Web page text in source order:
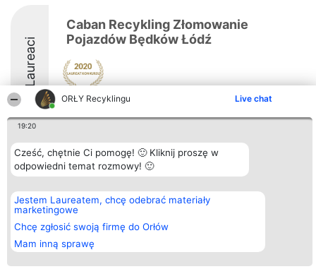
ORŁY Recyklingu Live chat
19:20
Cześć, chętnie Ci pomogę! 🙂 Kliknij proszę w
odpowiedni temat rozmowy! 🙂
Jestem Laureatem, chcę odebrać materiały
marketingowe
Chcę zgłosić swoją firmę do Orłów
Mam inną sprawę
Laureaci
Caban Recykling Złomowanie
Pojazdów Będków Łódź
Organizator plebiscytu
Bright Side Solutions sp. z o.
o. sp. k.
ul. Ruska 22
Wrocław 50-079
KRS 0000749100 | Regon
381313360 | NIP 8943132676
+48 508 492 400
Plebiscyt
Laureaci
Lista
wszystkich
Laureatów
Regulamin
Polityka
Kontakt